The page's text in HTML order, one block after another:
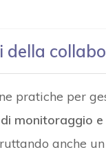
della
pratiche per
monitoraggio
anche